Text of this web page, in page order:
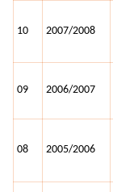
10 2007/2008
09 2006/2007
08 2005/2006